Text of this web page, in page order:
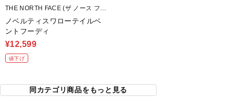
THE NORTH FACE (ザ ノース フェ
イス)
ノベルティスワローテイルベ
ントフーディ
¥12,599
値下げ
同カテゴリ商品をもっと見る